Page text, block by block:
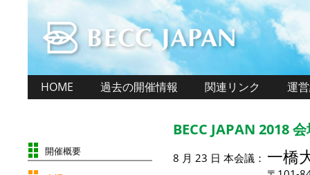
HOME 過去の開催情報 関連リンク 運
開催概要
BECC JAPAN 2018
8 月 23 日 本会議： 一橋